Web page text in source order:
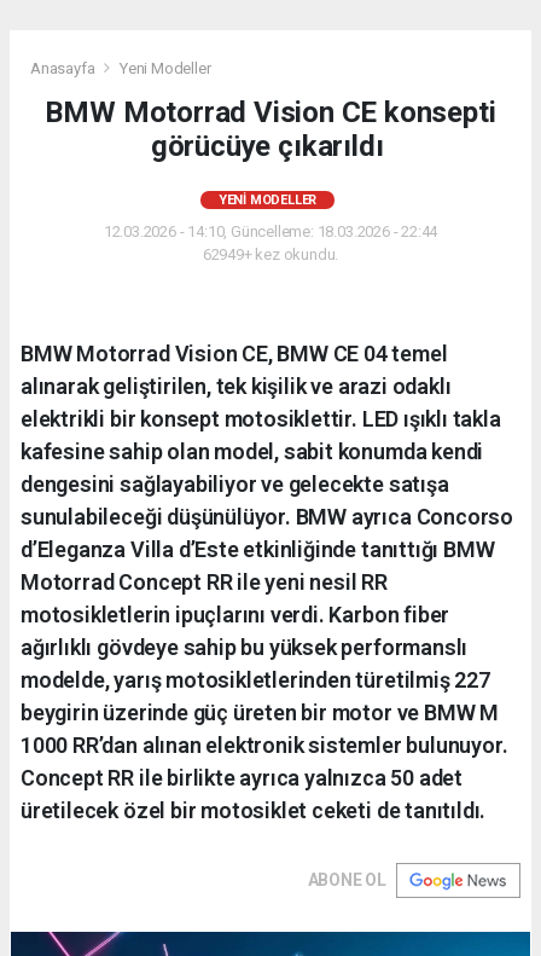
Anasayfa Yeni Modeller
BMW Motorrad Vision CE konsepti
görücüye çıkarıldı
YENI MODELLER
12.03.2026 - 14:10, Güncelleme: 18.03.2026 - 22:44
62949+ kez okundu.
BMW Motorrad Vision CE, BMW CE 04 temel
alınarak geliştirilen, tek kişilik ve arazi odaklı
elektrikli bir konsept motosiklettir. LED ışıklı takla
kafesine sahip olan model, sabit konumda kendi
dengesini sağlayabiliyor ve gelecekte satışa
sunulabileceği düşünülüyor. BMW ayrıca Concorso
d’Eleganza Villa d’Este etkinliğinde tanıttığı BMW
Motorrad Concept RR ile yeni nesil RR
motosikletlerin ipuçlarını verdi. Karbon fiber
ağırlıklı gövdeye sahip bu yüksek performanslı
modelde, yarış motosikletlerinden türetilmiş 227
beygirin üzerinde güç üreten bir motor ve BMW M
1000 RR’dan alınan elektronik sistemler bulunuyor.
Concept RR ile birlikte ayrıca yalnızca 50 adet
üretilecek özel bir motosiklet ceketi de tanıtıldı.
ABONE OL